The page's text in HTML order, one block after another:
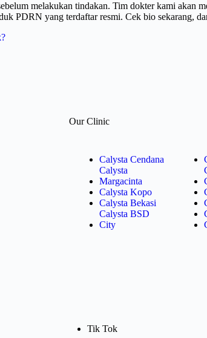
melakukan tindakan. Tim dokter kami akan
PDRN yang terdaftar resmi. Cek bio sekarang,
Our Clinic
Calysta Cendana
Calysta
Margacinta
Calysta Kopo
Calysta Bekasi
Calysta BSD
City
Tik Tok